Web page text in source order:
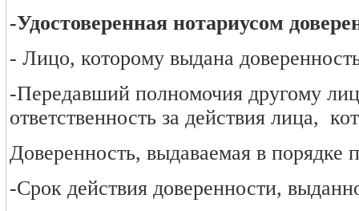
-Удостоверенная нотариусом
- Лицо, которому выдана
-Передавший полномочия другому
ответственность за действия лица,
Доверенность, выдаваемая в порядке
-Срок действия доверенности,